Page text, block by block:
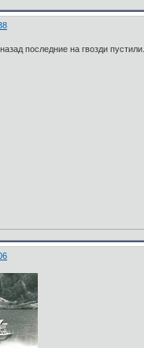
последние на гвозди